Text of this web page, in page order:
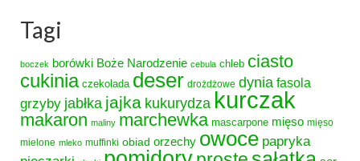
Tagi
boczek borówki Boże Narodzenie cebula chleb ciasto
cukinia czekolada deser drożdżowe dynia fasola
grzyby jabłka jajka kukurydza kurczak
makaron maliny marchewka mascarpone mięso mięso
mielone mleko muffinki obiad orzechy owoce papryka